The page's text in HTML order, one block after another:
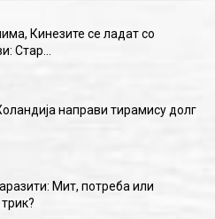
Кинезите се ладат со
Стар…
направи тирамису долг
Мит, потреба или